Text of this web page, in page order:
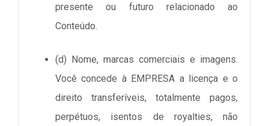
presente ou futuro relacionado ao
Conteúdo.
(d) Nome, marcas comerciais e imagens.
Você concede à EMPRESA a licença e o
direito transferíveis, totalmente pagos,
perpétuos, isentos de royalties, não